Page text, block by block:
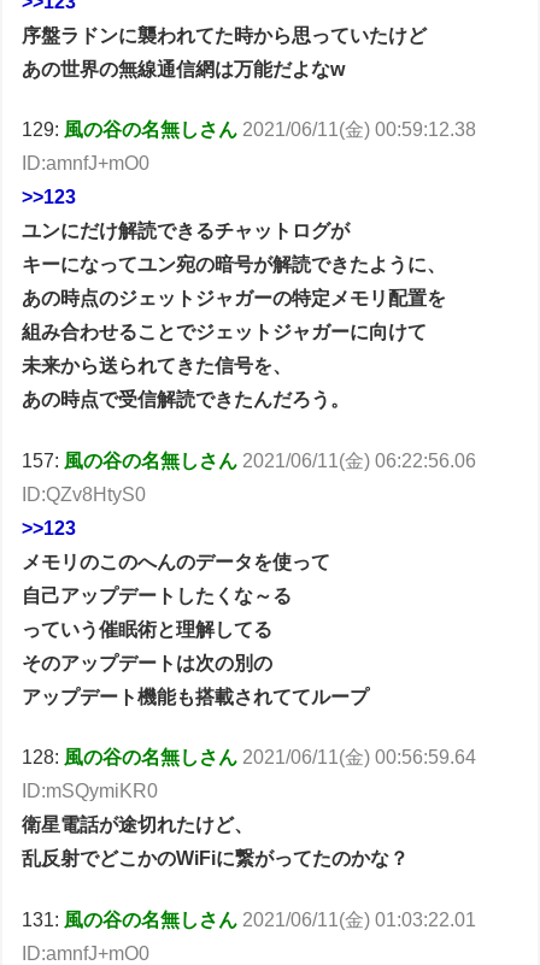
序盤ラドンに襲われてた時から思っていたけど
あの世界の無線通信網は万能だよなw
129: 風の谷の名無しさん 2021/06/11(金) 00:59:12.38
ID:amnfJ+mO0
>>123
ユンにだけ解読できるチャットログが
キーになってユン宛の暗号が解読できたように、
あの時点のジェットジャガーの特定メモリ配置を
組み合わせることでジェットジャガーに向けて
未来から送られてきた信号を、
あの時点で受信解読できたんだろう。
157: 風の谷の名無しさん 2021/06/11(金) 06:22:56.06
ID:QZv8HtyS0
>>123
メモリのこのへんのデータを使って
自己アップデートしたくな～る
っていう催眠術と理解してる
そのアップデートは次の別の
アップデート機能も搭載されててループ
128: 風の谷の名無しさん 2021/06/11(金) 00:56:59.64
ID:mSQymiKR0
衛星電話が途切れたけど、
乱反射でどこかのWiFiに繋がってたのかな？
131: 風の谷の名無しさん 2021/06/11(金) 01:03:22.01
ID:amnfJ+mO0